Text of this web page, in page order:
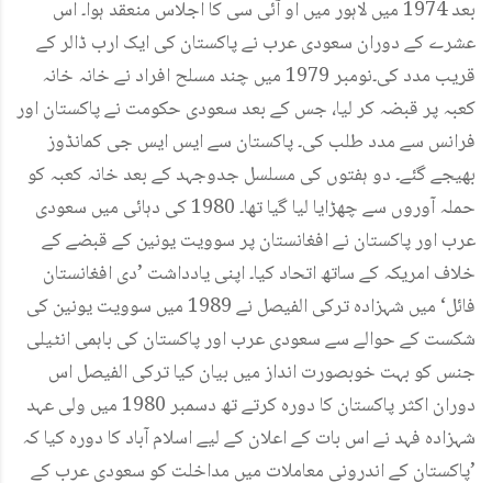
بعد 1974 میں لاہور میں او آئی سی کا اجلاس منعقد ہوا۔ اس
عشرے کے دوران سعودی عرب نے پاکستان کی ایک ارب ڈالر کے
قریب مدد کی۔نومبر 1979 میں چند مسلح افراد نے خانہ خانہ
کعبہ پر قبضہ کر لیا، جس کے بعد سعودی حکومت نے پاکستان اور
فرانس سے مدد طلب کی۔ پاکستان سے ایس ایس جی کمانڈوز
بھیجے گئے۔ دو ہفتوں کی مسلسل جدوجہد کے بعد خانہ کعبہ کو
حملہ آوروں سے چھڑایا لیا گیا تھا۔ 1980 کی دہائی میں سعودی
عرب اور پاکستان نے افغانستان پر سوویت یونین کے قبضے کے
خلاف امریکہ کے ساتھ اتحاد کیا۔ اپنی یادداشت ’دی افغانستان
فائل‘ میں شہزادہ ترکی الفیصل نے 1989 میں سوویت یونین کی
شکست کے حوالے سے سعودی عرب اور پاکستان کی باہمی انٹیلی
جنس کو بہت خوبصورت انداز میں بیان کیا ترکی الفیصل اس
دوران اکثر پاکستان کا دورہ کرتے تھ دسمبر 1980 میں ولی عہد
شہزادہ فہد نے اس بات کے اعلان کے لیے اسلام آباد کا دورہ کیا کہ
’پاکستان کے اندرونی معاملات میں مداخلت کو سعودی عرب کے